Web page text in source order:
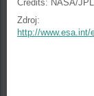
Credits: NASA/
Zdroj:
http://www.esa.int/